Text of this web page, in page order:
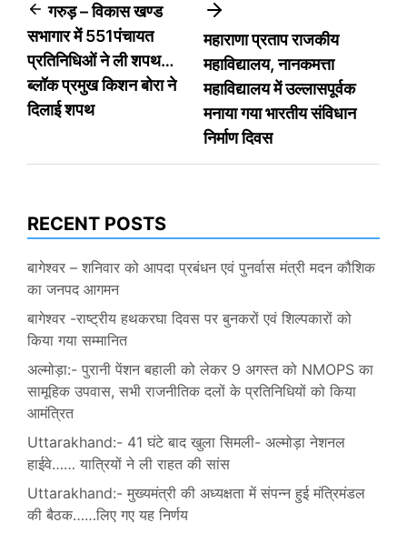
Post
navigation
गरुड़ – विकास खण्ड
सभागार में 551पंचायत
प्रतिनिधिओं ने ली शपथ…
ब्लॉक प्रमुख किशन बोरा ने
दिलाई शपथ
महाराणा प्रताप राजकीय
महाविद्यालय, नानकमत्ता
महाविद्यालय में उल्लासपूर्वक
मनाया गया भारतीय संविधान
निर्माण दिवस
RECENT POSTS
बागेश्वर – शनिवार को आपदा प्रबंधन एवं पुनर्वास मंत्री मदन कौशिक
का जनपद आगमन
बागेश्वर -राष्ट्रीय हथकरघा दिवस पर बुनकरों एवं शिल्पकारों को
किया गया सम्मानित
अल्मोड़ा:- पुरानी पेंशन बहाली को लेकर 9 अगस्त को NMOPS का
सामूहिक उपवास, सभी राजनीतिक दलों के प्रतिनिधियों को किया
आमंत्रित
Uttarakhand:- 41 घंटे बाद खुला सिमली- अल्मोड़ा नेशनल
हाईवे…… यात्रियों ने ली राहत की सांस
Uttarakhand:- मुख्यमंत्री की अध्यक्षता में संपन्न हुई मंत्रिमंडल
की बैठक……लिए गए यह निर्णय